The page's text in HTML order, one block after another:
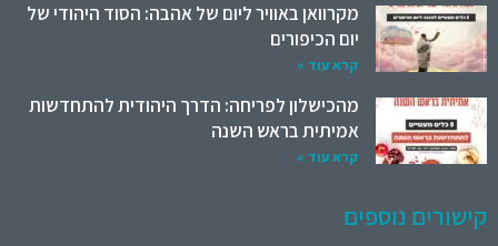
מקרוואן באוויר ליום של אהבה: הסוד היהודי של
יום הכיפורים
קרא עוד »
מהכישלון לפריחה: הדרך היהודית להתחדשות
אמיתית בראש השנה
קרא עוד »
קישורים נוספים